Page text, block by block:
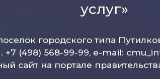
услуг»
городского типа
+7 (498) 568-99-99, e-mail:
сайт на портале